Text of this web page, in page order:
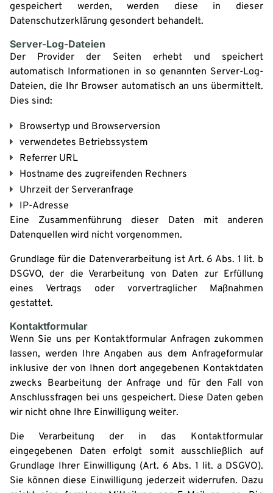
gespeichert werden, werden diese in dieser
Datenschutzerklärung gesondert behandelt.
Server-Log-Dateien
Der Provider der Seiten erhebt und speichert
automatisch Informationen in so genannten Server-Log-
Dateien, die Ihr Browser automatisch an uns übermittelt.
Dies sind:
Browsertyp und Browserversion
verwendetes Betriebssystem
Referrer URL
Hostname des zugreifenden Rechners
Uhrzeit der Serveranfrage
IP-Adresse
Eine Zusammenführung dieser Daten mit anderen
Datenquellen wird nicht vorgenommen.
Grundlage für die Datenverarbeitung ist Art. 6 Abs. 1 lit. b
DSGVO, der die Verarbeitung von Daten zur Erfüllung
eines Vertrags oder vorvertraglicher Maßnahmen
gestattet.
Kontaktformular
Wenn Sie uns per Kontaktformular Anfragen zukommen
lassen, werden Ihre Angaben aus dem Anfrageformular
inklusive der von Ihnen dort angegebenen Kontaktdaten
zwecks Bearbeitung der Anfrage und für den Fall von
Anschlussfragen bei uns gespeichert. Diese Daten geben
wir nicht ohne Ihre Einwilligung weiter.
Die Verarbeitung der in das Kontaktformular
eingegebenen Daten erfolgt somit ausschließlich auf
Grundlage Ihrer Einwilligung (Art. 6 Abs. 1 lit. a DSGVO).
Sie können diese Einwilligung jederzeit widerrufen. Dazu